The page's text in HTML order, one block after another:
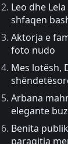
Leo dhe
shfaqen
Aktorja e
foto nudo
Mes lotësh,
Arbana
elegante
Benita
paraqitja